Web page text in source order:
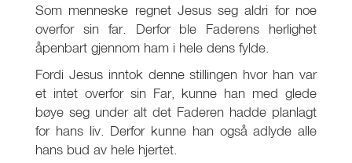
Som menneske regnet Jesus seg aldri for noe
overfor sin far. Derfor ble Faderens herlighet
åpenbart gjennom ham i hele dens fylde.
Fordi Jesus inntok denne stillingen hvor han var
et intet overfor sin Far, kunne han med glede
bøye seg under alt det Faderen hadde planlagt
for hans liv. Derfor kunne han også adlyde alle
hans bud av hele hjertet.